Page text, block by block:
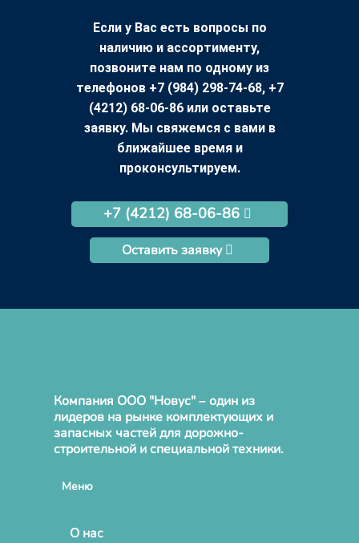
Если у Вас есть вопросы по
наличию и ассортименту,
позвоните нам по одному из
телефонов +7 (984) 298-74-68, +7
(4212) 68-06-86 или оставьте
заявку. Мы свяжемся с вами в
ближайшее время и
проконсультируем.
+7 (4212) 68-06-86
Оставить заявку
Компания ООО "Новус" – один из
лидеров на рынке комплектующих и
запасных частей для дорожно-
строительной и специальной техники.
Меню
О нас